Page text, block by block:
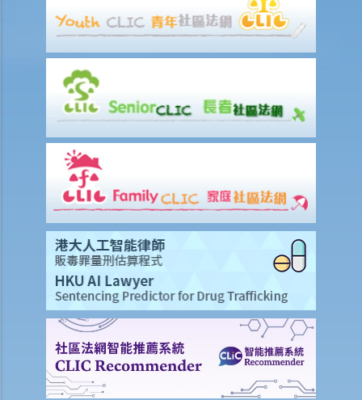
火災中受傷的僱員
因工受傷以及有關補償
怎樣才算是因工及在僱用期間遭遇意外（簡稱工傷意外）？
我的配偶在工作時因意外而死亡，我或我的家人可獲哪些賠償？
我在工作時因遇到意外而受傷及導致傷殘，我或我的家人可獲哪些賠
除上述的賠償外，我可否就工傷而獲得其他賠償（例如醫藥費）？
工傷或有關意外之報告
僱主向勞工處報告與工作有關的意外之時限是多久？
僱員可否向勞工處報告與工作有關的意外？
其他有關工傷的事項
如何安排支付工傷賠償？